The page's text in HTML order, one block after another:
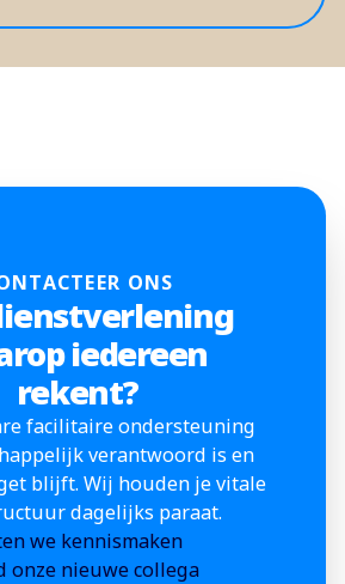
ONS
iedereen
rekent?
facilitaire ondersteuning
verantwoord is en
blijft. Wij houden je vitale
dagelijks paraat.
we kennismaken
onze nieuwe collega